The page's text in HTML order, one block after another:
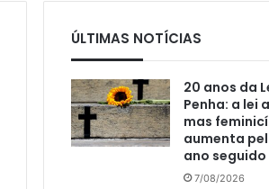
ÚLTIMAS NOTÍCIAS
20 anos da
Penha: a lei
mas
aumenta
ano seguido
7/08/2026